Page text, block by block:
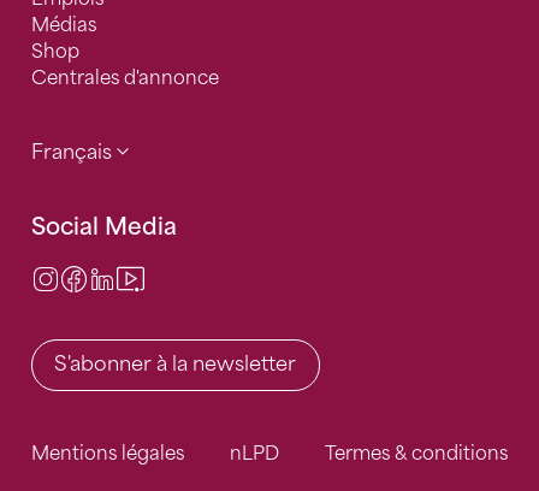
Médias
Shop
Centrales d'annonce
Français
Social Media
Instagram
Facebook
LinkedIn
S'abonner à la newsletter
Mentions légales nLPD Termes & conditions